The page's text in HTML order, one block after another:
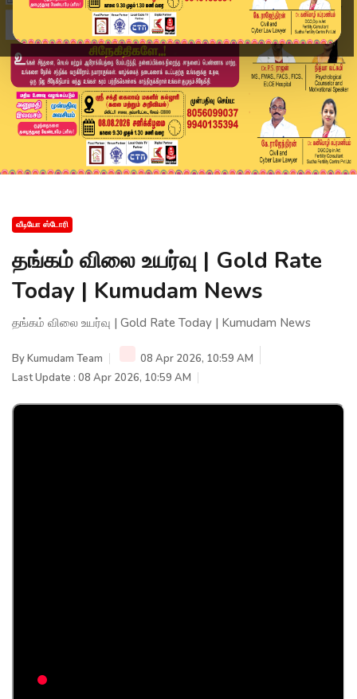
வீடியோ ஸ்டோரி
தங்கம் விலை உயர்வு | Gold Rate
Today | Kumudam News
தங்கம் விலை உயர்வு | Gold Rate Today | Kumudam News
ByKumudam Team
08 Apr 2026, 10:59 AM
Last Update : 08 Apr 2026, 10:59 AM